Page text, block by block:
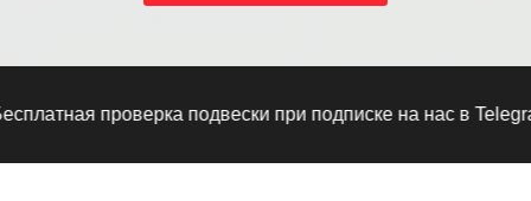
проверка подвески при подписке на нас в Telegram·